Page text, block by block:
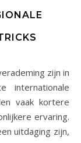
internationale
vaak kortere
ervaring.
uitdaging zijn,